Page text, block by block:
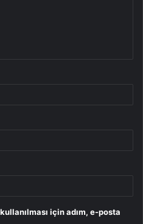
için adım, e-posta